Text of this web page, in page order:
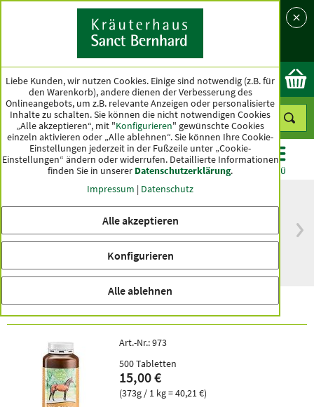
Land
Ok
KATEGORIEN ANGEBOTE TOPSELLER MENÜ
versandkostenfrei
innerhalb Deutschlands
Spitzenqualität seit
tierlieb Biotin-Tabletten für Pferde
Art.-Nr.:973
500 Tabletten
15,00 €
(373g / 1 kg = 40,21 €)
Liebe Kunden, wir nutzen Cookies. Einige sind notwendig (z.B. für
den Warenkorb), andere dienen der Verbesserung des
Onlineangebots, um z.B. relevante Anzeigen oder personalisierte
Inhalte zu schalten. Sie können die nicht notwendigen Cookies
„Alle akzeptieren“, mit "Konfigurieren" gewünschte Cookies
einzeln aktivieren oder „Alle ablehnen“. Sie können Ihre Cookie-
Einstellungen jederzeit in der Fußzeile unter „Cookie-
Einstellungen“ ändern oder widerrufen. Detaillierte Informationen
finden Sie in unserer Datenschutzerklärung.
Impressum | Datenschutz
Alle akzeptieren
Konfigurieren
Alle ablehnen